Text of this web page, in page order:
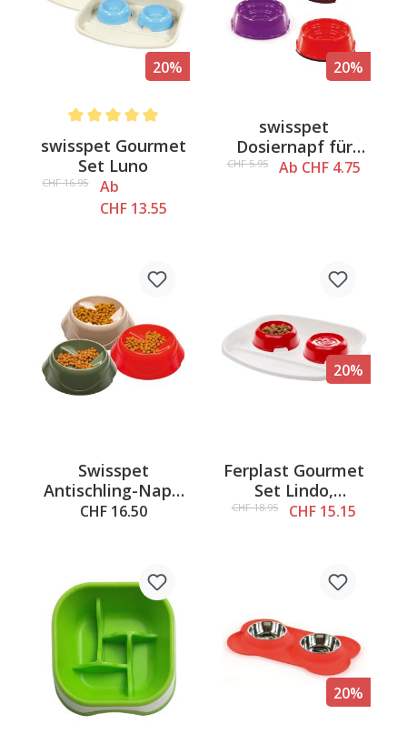
20%
Average rating of 5 out of 5 stars
swisspet Gourmet
Set Luno
CHF 16.95
Ab
CHF 13.55
20%
swisspet
Dosiernapf für
Katzen & Hunde
CHF 5.95 Ab CHF 4.75
Swisspet
Antischling-Napf,
L: 1.5l,
CHF 16.50
20%
Ferplast Gourmet
Set Lindo,
45x34x7cm
CHF 18.95 CHF 15.15
20%